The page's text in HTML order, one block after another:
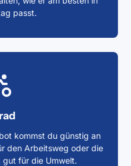
passt.
kommst du günstig an
den Arbeitsweg oder die
gut für die Umwelt.